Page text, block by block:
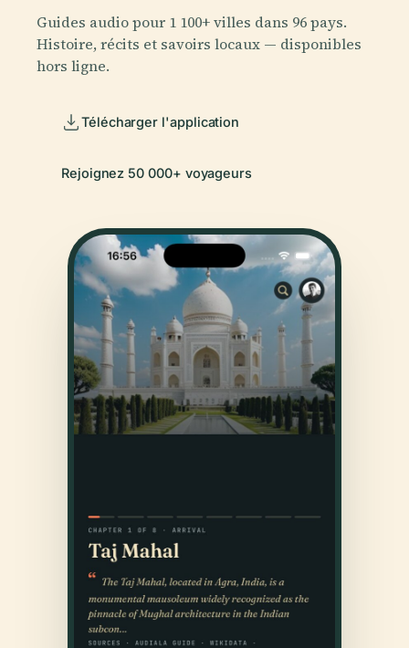
Guides audio pour 1 100+ villes dans 96 pays.
Histoire, récits et savoirs locaux — disponibles
hors ligne.
Télécharger l'application
Rejoignez 50 000+ voyageurs